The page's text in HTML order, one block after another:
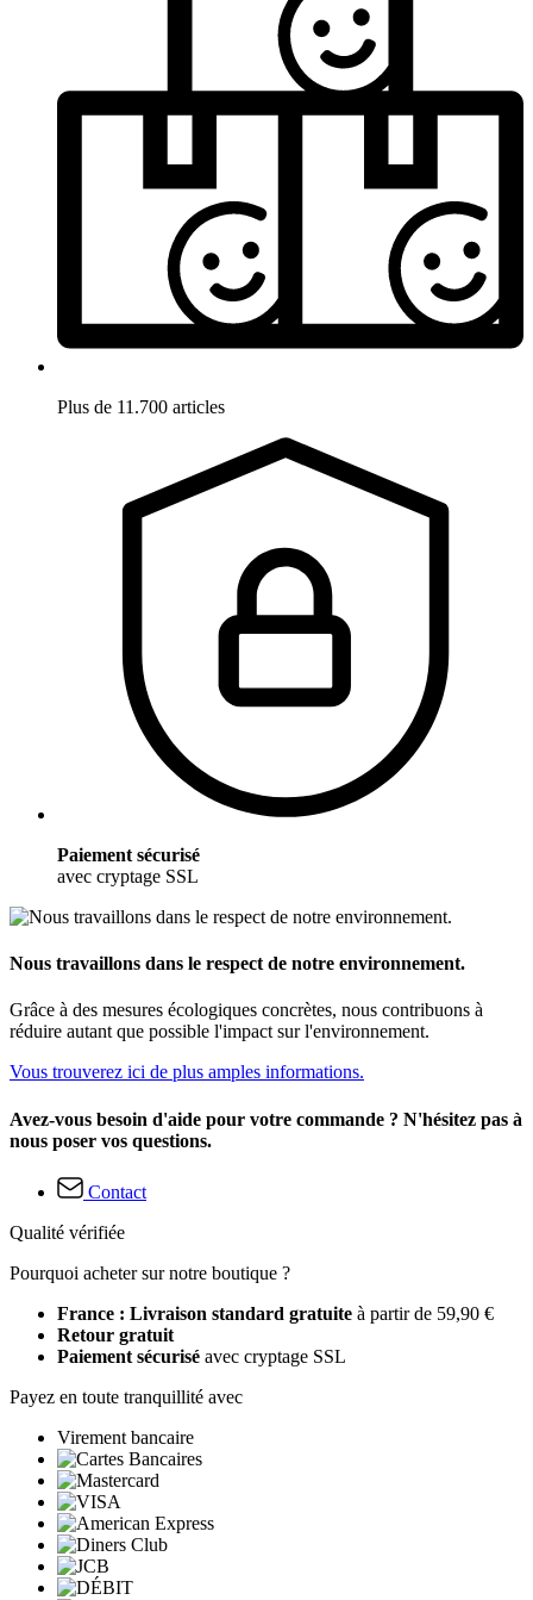
Plus de 11.700 articles
Paiement sécurisé
avec cryptage SSL
Nous travaillons dans le respect de notre environnement.
Grâce à des mesures écologiques concrètes, nous contribuons à
réduire autant que possible l'impact sur l'environnement.
Vous trouverez ici de plus amples informations.
Avez-vous besoin d'aide pour votre commande ? N'hésitez pas à
nous poser vos questions.
Contact
Qualité vérifiée
Pourquoi acheter sur notre boutique ?
France : Livraison standard gratuite à partir de 59,90 €
Retour gratuit
Paiement sécurisé avec cryptage SSL
Payez en toute tranquillité avec
Virement bancaire